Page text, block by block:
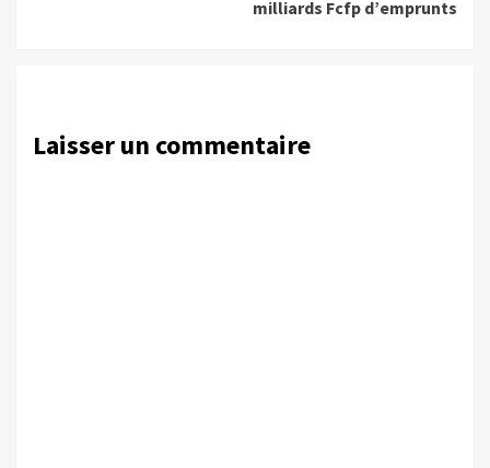
milliards Fcfp d’emprunts
Laisser un commentaire